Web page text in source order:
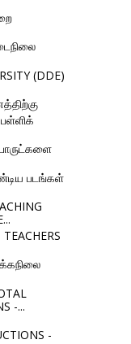
(DDE)
படங்கள்
-...
-